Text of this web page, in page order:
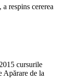
respins cererea
cursurile
de la